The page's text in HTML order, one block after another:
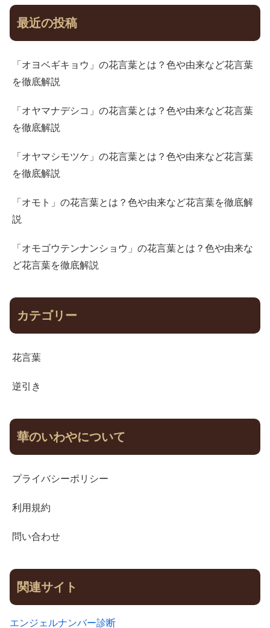
最近の投稿
「オヨベギキョウ」の花言葉とは？色や由来など花言葉
を徹底解説
「オヤマナデシコ」の花言葉とは？色や由来など花言葉
を徹底解説
「オヤマシモツケ」の花言葉とは？色や由来など花言葉
を徹底解説
「オモト」の花言葉とは？色や由来など花言葉を徹底解
説
「オモゴウテンナンショウ」の花言葉とは？色や由来な
ど花言葉を徹底解説
カテゴリー
花言葉
逆引き
華のいわやについて
プライバシーポリシー
利用規約
問い合わせ
関連サイト
エンジェルナンバー診断